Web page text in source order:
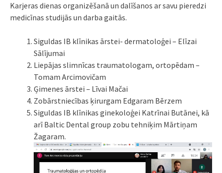
Karjeras dienas organizēšanā un dalīšanos ar savu pieredzi
medicīnas studijās un darba gaitās.
Siguldas IB klīnikas ārstei- dermatoloģei – Elīzai
Sālījumai
Liepājas slimnīcas traumatologam, ortopēdam –
Tomam Arcimovičam
Ģimenes ārstei – Līvai Mačai
Zobārstniecības ķirurgam Edgaram Bērzem
Siguldas IB klīnikas ginekoloģei Katrīnai Butānei, kā
arī Baltic Dental group zobu tehniķim Mārtiņam
Žagaram.